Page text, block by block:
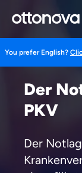
You prefer English?
Der
PKV
Der